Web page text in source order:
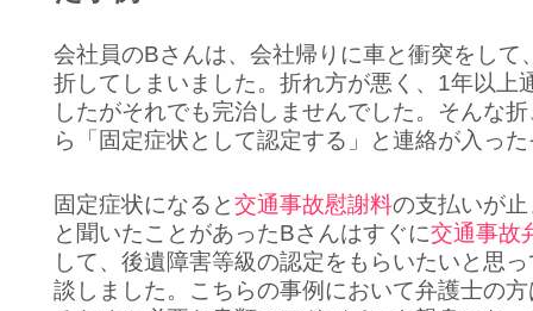
会社員のBさんは、会社帰りに車と衝突をして
折してしまいました。折れ方が悪く、1年以上
したがそれでも完治しませんでした。そんな
ら「固定症状として認定する」と連絡が入っ
固定症状になると交通事故慰謝料の支払いが
と聞いたことがあったBさんはすぐに交通事故
して、後遺障害等級の認定をもらいたいと思
談しました。こちらの事例において弁護士の